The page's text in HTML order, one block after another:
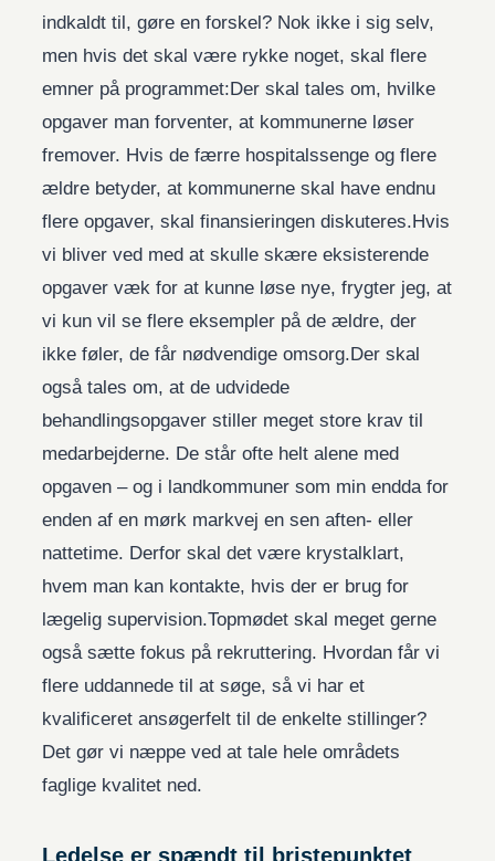
indkaldt til, gøre en forskel? Nok ikke i sig selv,
men hvis det skal være rykke noget, skal flere
emner på programmet:Der skal tales om, hvilke
opgaver man forventer, at kommunerne løser
fremover. Hvis de færre hospitalssenge og flere
ældre betyder, at kommunerne skal have endnu
flere opgaver, skal finansieringen diskuteres.Hvis
vi bliver ved med at skulle skære eksisterende
opgaver væk for at kunne løse nye, frygter jeg, at
vi kun vil se flere eksempler på de ældre, der
ikke føler, de får nødvendige omsorg.Der skal
også tales om, at de udvidede
behandlingsopgaver stiller meget store krav til
medarbejderne. De står ofte helt alene med
opgaven – og i landkommuner som min endda for
enden af en mørk markvej en sen aften- eller
nattetime. Derfor skal det være krystalklart,
hvem man kan kontakte, hvis der er brug for
lægelig supervision.Topmødet skal meget gerne
også sætte fokus på rekruttering. Hvordan får vi
flere uddannede til at søge, så vi har et
kvalificeret ansøgerfelt til de enkelte stillinger?
Det gør vi næppe ved at tale hele områdets
faglige kvalitet ned.
Ledelse er spændt til bristepunktet